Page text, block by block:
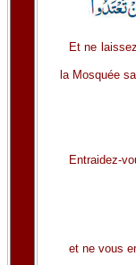
Et ne
la Mosquée
Entraidez-
et ne vous